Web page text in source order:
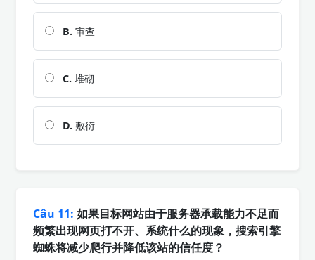
B. 审查
C. 堆砌
D. 敷衍
Câu 11: 如果目标网站由于服务器承载能力不足而
频繁出现网页打不开、系统什么的现象，搜索引擎
蜘蛛将减少爬行并降低该站的信任度？